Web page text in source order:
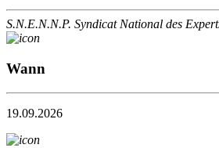
S.N.E.N.N.P. Syndicat National des
Wann
19.09.2026